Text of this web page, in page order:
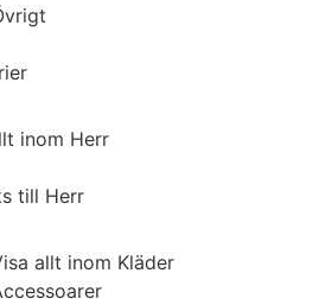
inom Herr
till Herr
allt inom Kläder